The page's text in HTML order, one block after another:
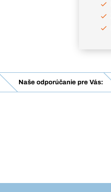
Naše odporúčanie pre Vás: